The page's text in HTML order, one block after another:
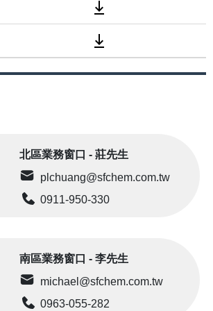
北區業務窗口 - 莊先生
plchuang@sfchem.com.tw
0911-950-330
南區業務窗口 - 李先生
michael@sfchem.com.tw
0963-055-282